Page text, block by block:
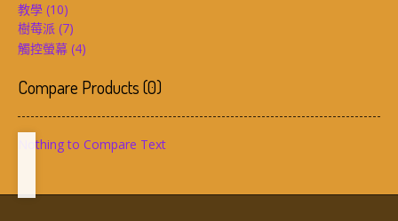
教學 (10)
樹莓派 (7)
觸控螢幕 (4)
Compare Products(0)
Nothing to Compare Text